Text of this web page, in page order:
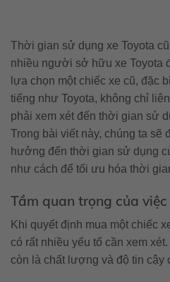
Thời gian sử dụng xe Toyota
nhiều người sở hữu xe Toyota
lựa chọn một chiếc xe cũ, đặc
tiếng như Toyota, không chỉ
phải xem xét đến thời gian sử
Trong bài viết này, chúng ta sẽ
hưởng đến thời gian sử dụng
như cách để tối ưu hóa thời
Tầm quan trọng của
Khi quyết định mua một chiếc
có rất nhiều yếu tố cần xem
còn là chất lượng và độ tin cậy